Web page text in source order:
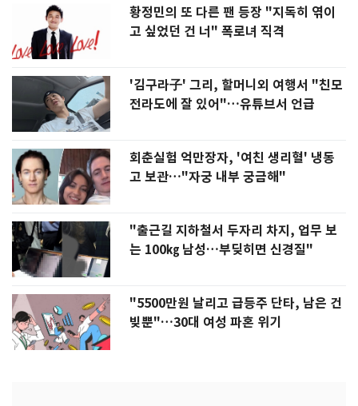
황정민의 또 다른 팬 등장 "지독히 엮이
고 싶었던 건 너" 폭로녀 직격
'김구라子' 그리, 할머니외 여행서 "친모
전라도에 잘 있어"…유튜브서 언급
회춘실험 억만장자, '여친 생리혈' 냉동
고 보관…"자궁 내부 궁금해"
"출근길 지하철서 두자리 차지, 업무 보
는 100㎏ 남성…부딪히면 신경질"
"5500만원 날리고 급등주 단타, 남은 건
빚뿐"…30대 여성 파혼 위기